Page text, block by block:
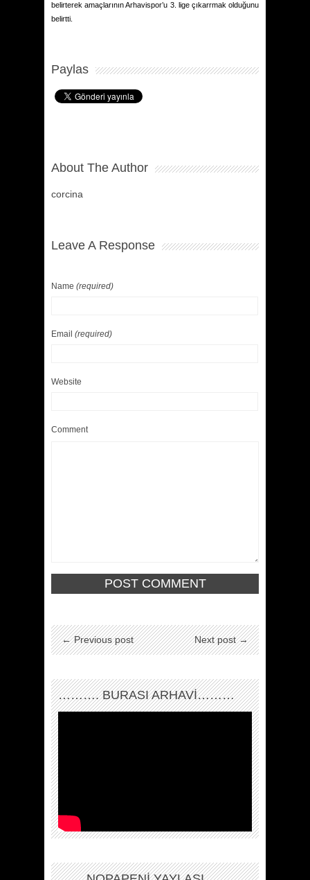
belirterek amaçlarının Arhavispor’u 3. lige çıkarrmak olduğunu
belirtti.
Paylas
About The Author
corcina
Leave A Response
Name (required)
Email (required)
Website
Comment
← Previous post Next post →
………. BURASI ARHAVİ………